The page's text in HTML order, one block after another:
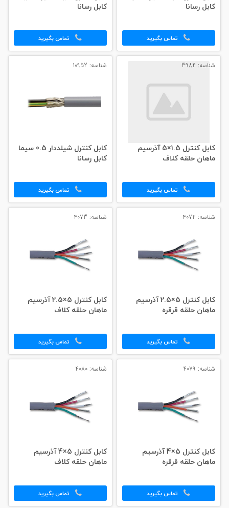
کابل رسانا
تماس بگیرید
کابل رسانا
تماس بگیرید
شناسه: 3984
کابل کنترل 1.5×5 آذرسیم
ماهان حلقه کلاف
تماس بگیرید
شناسه: 10952
کابل کنترل شیلددار 0.5 سیما
کابل رسانا
تماس بگیرید
شناسه: 4072
کابل کنترل 5×2.5 آذرسیم
ماهان حلقه قرقره
تماس بگیرید
شناسه: 4073
کابل کنترل 5×2.5 آذرسیم
ماهان حلقه کلاف
تماس بگیرید
شناسه: 4079
کابل کنترل 5×4 آذرسیم
ماهان حلقه قرقره
تماس بگیرید
شناسه: 4080
کابل کنترل 5×4 آذرسیم
ماهان حلقه کلاف
تماس بگیرید